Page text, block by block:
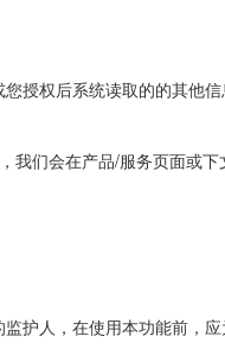
授权后系统读取的的其他
们会在产品/服务页面或
护人，在使用本功能前，